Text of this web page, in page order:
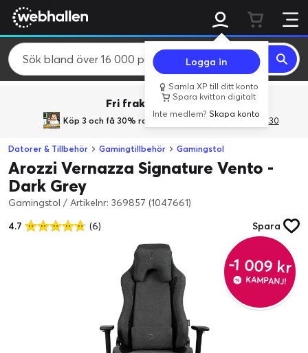
Logga in
Samla XP till ditt konto
Spara kvitton digitalt
Inte medlem?Skapa konto
Fri frakt över 800 kr.
Köp 3 och få 30% rabatt med rabattkoden 3Gives30
Datorer & Tillbehör Gamingtillbehör Gamingstol
Arozzi Vernazza Signature Vento -
Dark Grey
Gamingstol / Artikelnr: 369857 (1047661)
4.7
(6) Spara
-1 009 kr
KAMPANJ!